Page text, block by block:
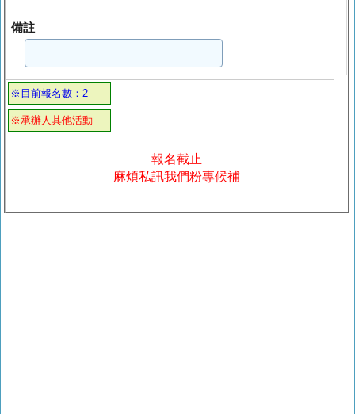
備註
※目前報名數：2
※承辦人其他活動
報名截止
麻煩私訊我們粉專候補